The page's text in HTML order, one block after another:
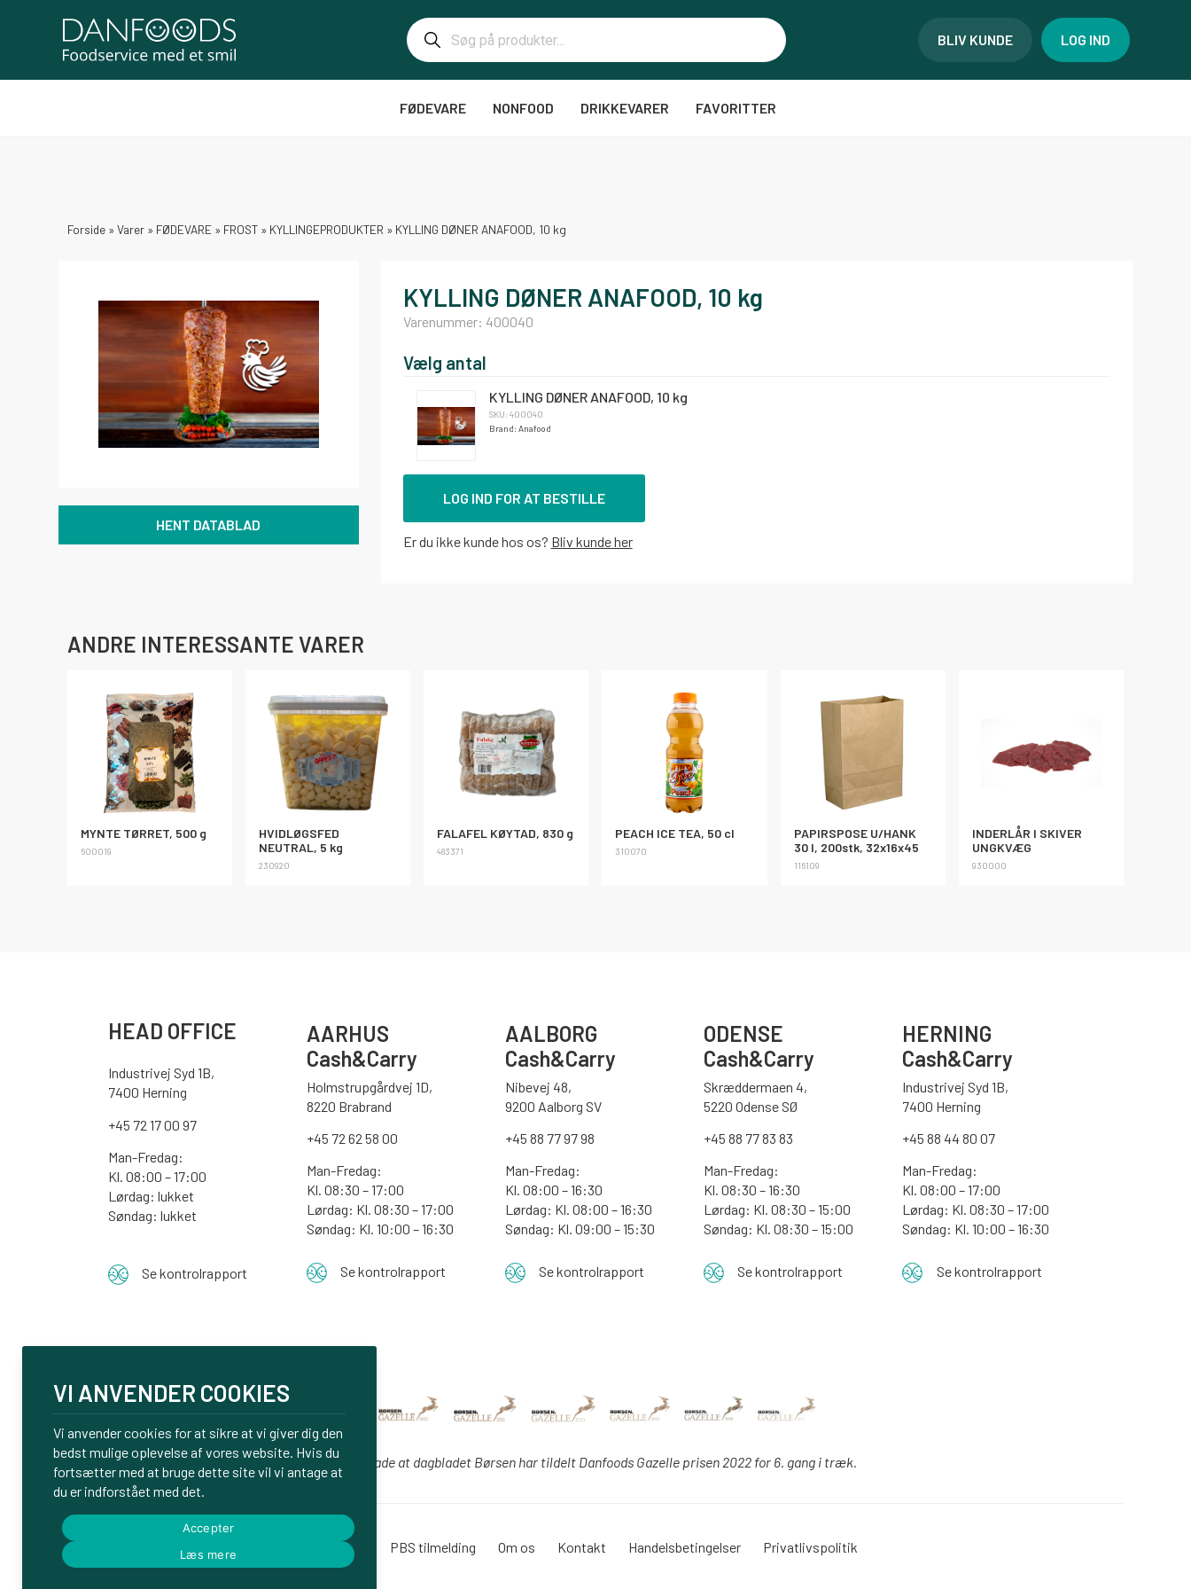
BLIV KUNDE LOG IND
FØDEVARE NONFOOD DRIKKEVARER FAVORITTER
Forside » Varer » FØDEVARE » FROST » KYLLINGEPRODUKTER » KYLLING DØNER ANAFOOD, 10 kg
HENT DATABLAD
KYLLING DØNER ANAFOOD, 10 kg
Varenummer: 400040
Vælg antal
KYLLING DØNER ANAFOOD, 10 kg
SKU: 400040
Brand: Anafood
LOG IND FOR AT BESTILLE
Er du ikke kunde hos os? Bliv kunde her
ANDRE INTERESSANTE VARER
MYNTE TØRRET, 500 g
600019
HVIDLØGSFED
NEUTRAL, 5 kg
230920
FALAFEL KØYTAD, 830 g
483371
PEACH ICE TEA, 50 cl
310070
PAPIRSPOSE U/HANK
30 l, 200stk, 32x16x45
116109
INDERLÅR I SKIVER
UNGKVÆG
930000
HEAD OFFICE
Industrivej Syd 1B,
7400 Herning
+45 72 17 00 97
Man-Fredag:
Kl. 08:00 – 17:00
Lørdag: lukket
Søndag: lukket
Se kontrolrapport
AARHUS
Cash&Carry
Holmstrupgårdvej 1D,
8220 Brabrand
+45 72 62 58 00
Man-Fredag:
Kl. 08:30 – 17:00
Lørdag: Kl. 08:30 – 17:00
Søndag: Kl. 10:00 – 16:30
Se kontrolrapport
AALBORG
Cash&Carry
Nibevej 48,
9200 Aalborg SV
+45 88 77 97 98
Man-Fredag:
Kl. 08:00 – 16:30
Lørdag: Kl. 08:00 – 16:30
Søndag: Kl. 09:00 – 15:30
Se kontrolrapport
ODENSE
Cash&Carry
Skræddermaen 4,
5220 Odense SØ
+45 88 77 83 83
Man-Fredag:
Kl. 08:30 – 16:30
Lørdag: Kl. 08:30 – 15:00
Søndag: Kl. 08:30 – 15:00
Se kontrolrapport
HERNING
Cash&Carry
Industrivej Syd 1B,
7400 Herning
+45 88 44 80 07
Man-Fredag:
Kl. 08:00 – 17:00
Lørdag: Kl. 08:30 – 17:00
Søndag: Kl. 10:00 – 16:30
Se kontrolrapport
Vi er glade at dagbladet Børsen har tildelt Danfoods Gazelle prisen 2022 for 6. gang i træk.
Login PBS tilmelding Om os Kontakt Handelsbetingelser Privatlivspolitik
VI ANVENDER COOKIES
Vi anvender cookies for at sikre at vi giver dig den
bedst mulige oplevelse af vores website. Hvis du
fortsætter med at bruge dette site vil vi antage at
du er indforstået med det.
Accepter
Læs mere